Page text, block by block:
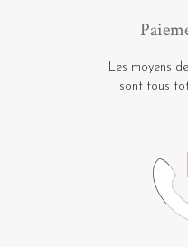
Les moyens
sont tous